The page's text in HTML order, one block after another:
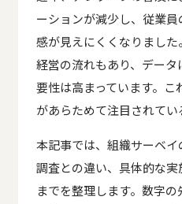
ーションが減少し、従業
感が見えにくくなりまし
経営の流れもあり、デー
要性は高まっています。こ
があらためて注目されてい
本記事では、組織サーベ
調査との違い、具体的な
までを整理します。数字